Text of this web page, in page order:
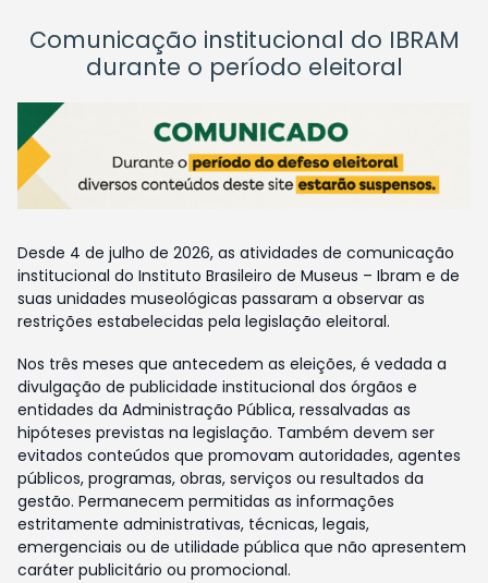
Comunicação institucional do IBRAM
durante o período eleitoral
Desde 4 de julho de 2026, as atividades de comunicação
institucional do Instituto Brasileiro de Museus – Ibram e de
suas unidades museológicas passaram a observar as
restrições estabelecidas pela legislação eleitoral.
Nos três meses que antecedem as eleições, é vedada a
divulgação de publicidade institucional dos órgãos e
entidades da Administração Pública, ressalvadas as
hipóteses previstas na legislação. Também devem ser
evitados conteúdos que promovam autoridades, agentes
públicos, programas, obras, serviços ou resultados da
gestão. Permanecem permitidas as informações
estritamente administrativas, técnicas, legais,
emergenciais ou de utilidade pública que não apresentem
caráter publicitário ou promocional.